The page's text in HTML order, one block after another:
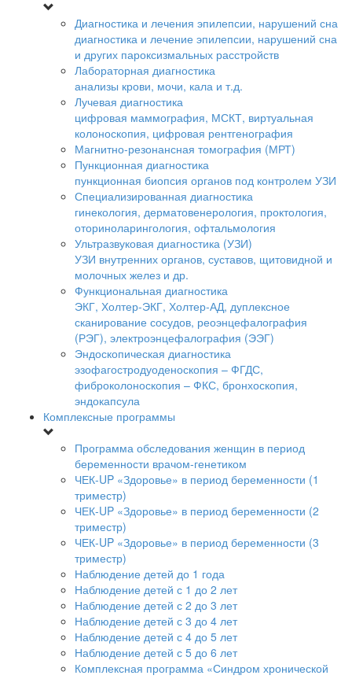
Диагностика и лечения эпилепсии, нарушений сна
диагностика и лечение эпилепсии, нарушений сна
и других пароксизмальных расстройств
Лабораторная диагностика
анализы крови, мочи, кала и т.д.
Лучевая диагностика
цифровая маммография, МСКТ, виртуальная
колоноскопия, цифровая рентгенография
Магнитно-резонансная томография (МРТ)
Пункционная диагностика
пункционная биопсия органов под контролем УЗИ
Специализированная диагностика
гинекология, дерматовенерология, проктология,
оториноларингология, офтальмология
Ультразвуковая диагностика (УЗИ)
УЗИ внутренних органов, суставов, щитовидной и
молочных желез и др.
Функциональная диагностика
ЭКГ, Холтер-ЭКГ, Холтер-АД, дуплексное
сканирование сосудов, реоэнцефалография
(РЭГ), электроэнцефалография (ЭЭГ)
Эндоскопическая диагностика
эзофагостродуоденоскопия – ФГДС,
фиброколоноскопия – ФКС, бронхоскопия,
эндокапсула
Комплексные программы
Программа обследования женщин в период
беременности врачом-генетиком
ЧЕК-UP «Здоровье» в период беременности (1
триместр)
ЧЕК-UP «Здоровье» в период беременности (2
триместр)
ЧЕК-UP «Здоровье» в период беременности (3
триместр)
Наблюдение детей до 1 года
Наблюдение детей с 1 до 2 лет
Наблюдение детей с 2 до 3 лет
Наблюдение детей с 3 до 4 лет
Наблюдение детей с 4 до 5 лет
Наблюдение детей с 5 до 6 лет
Комплексная программа «Синдром хронической